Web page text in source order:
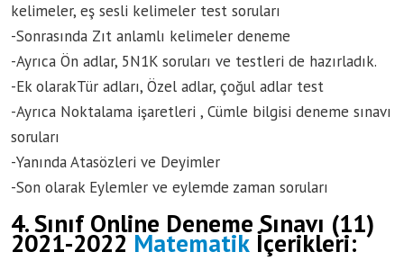
kelimeler, eş sesli kelimeler test soruları
-Sonrasında Zıt anlamlı kelimeler deneme
-Ayrıca Ön adlar, 5N1K soruları ve testleri de hazırladık.
-Ek olarakTür adları, Özel adlar, çoğul adlar test
-Ayrıca Noktalama işaretleri , Cümle bilgisi deneme sınavı
soruları
-Yanında Atasözleri ve Deyimler
-Son olarak Eylemler ve eylemde zaman soruları
4. Sınıf Online Deneme Sınavı (11)
2021-2022Matematikİçerikleri: